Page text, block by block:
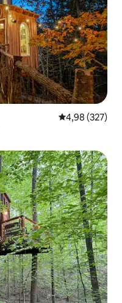
Gemiddelde
4,98 (327)